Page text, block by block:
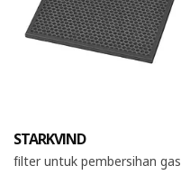
STARKVIND
filter untuk pembersihan gas